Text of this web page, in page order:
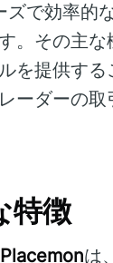
ズで効率的
。その主
を提供する
ーダーの
特徴
は